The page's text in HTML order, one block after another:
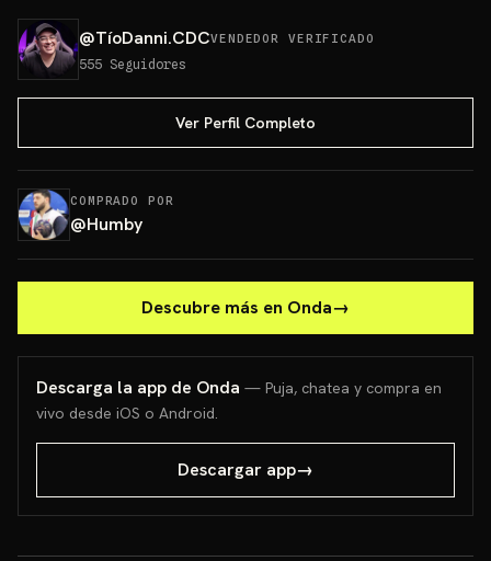
@TíoDanni.CDCVENDEDOR VERIFICADO
555 Seguidores
Ver Perfil Completo
COMPRADO POR
@Humby
Descubre más en Onda→
Descarga la app de Onda — Puja, chatea y compra en
vivo desde iOS o Android.
Descargar app→